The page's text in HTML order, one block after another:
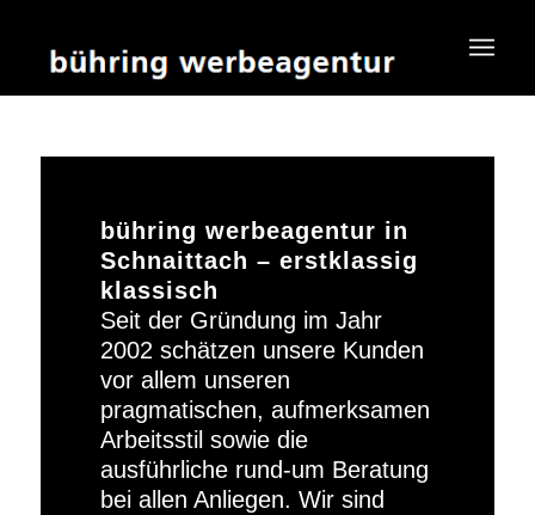
bühring werbeagentur in
Schnaittach – erstklassig
klassisch
Seit der Gründung im Jahr
2002 schätzen unsere Kunden
vor allem unseren
pragmatischen, aufmerksamen
Arbeitsstil sowie die
ausführliche rund-um Beratung
bei allen Anliegen. Wir sind